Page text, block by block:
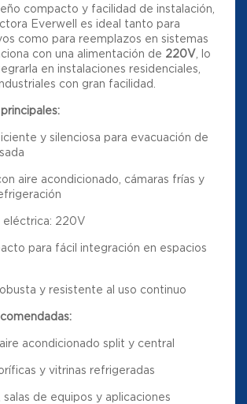
compacto y facilidad de instalación,
Everwell es ideal tanto para
como para reemplazos en sistemas
con una alimentación de 220V , lo
en instalaciones residenciales,
con gran facilidad.
y silenciosa para evacuación de
aire acondicionado, cámaras frías y
eléctrica: 220V
para fácil integración en espacios
y resistente al uso continuo
acondicionado split y central
y vitrinas refrigeradas
salas de equipos y aplicaciones